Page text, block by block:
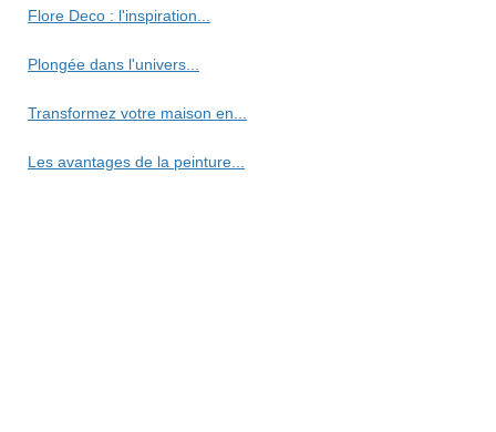
Flore Deco : l'inspiration...
Plongée dans l'univers...
Transformez votre maison en...
Les avantages de la peinture...